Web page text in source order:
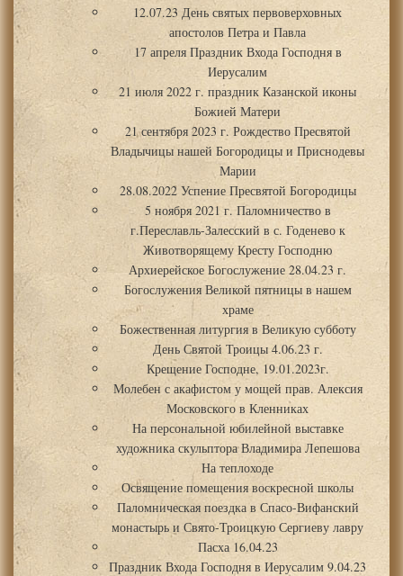
12.07.23 День святых первоверховных
апостолов Петра и Павла
17 апреля Праздник Входа Господня в
Иерусалим
21 июля 2022 г. праздник Казанской иконы
Божией Матери
21 сентября 2023 г. Рождество Пресвятой
Владычицы нашей Богородицы и Приснодевы
Марии
28.08.2022 Успение Пресвятой Богородицы
5 ноября 2021 г. Паломничество в
г.Переславль-Залесский в с. Годенево к
Животворящему Кресту Господню
Архиерейское Богослужение 28.04.23 г.
Богослужения Великой пятницы в нашем
храме
Божественная литургия в Великую субботу
День Святой Троицы 4.06.23 г.
Крещение Господне, 19.01.2023г.
Молебен с акафистом у мощей прав. Алексия
Московского в Кленниках
На персональной юбилейной выставке
художника скульптора Владимира Лепешова
На теплоходе
Освящение помещения воскресной школы
Паломническая поездка в Спасо-Вифанский
монастырь и Свято-Троицкую Сергиеву лавру
Пасха 16.04.23
Праздник Входа Господня в Иерусалим 9.04.23